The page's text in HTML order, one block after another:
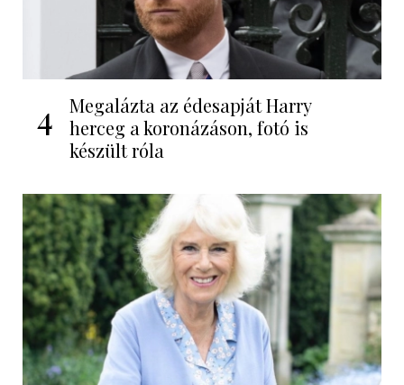
4
Megalázta az édesapját Harry
herceg a koronázáson, fotó is
készült róla